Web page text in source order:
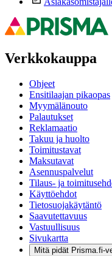
Verkkokauppa
Ohjeet
Ensitilaajan pikaopas
Myymälänouto
Palautukset
Reklamaatio
Takuu ja huolto
Toimitustavat
Maksutavat
Asennuspalvelut
Tilaus- ja
Käyttöehdot
Tietosuojakäytäntö
Saavutettavuus
Vastuullisuus
Sivukartta
Mitä pidät Prisma.fi-